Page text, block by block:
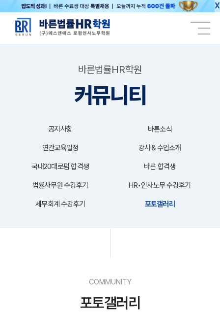
X
바른법률HR학원
커뮤니티
공지사항 바른소식
연간교육일정 강사＆수업소개
국내20대로펌 합격생 바른 합격생
법률사무원 수강후기 HR•인사노무 수강후기
세무회계 수강후기 포토갤러리
COMMUNITY
포토갤러리